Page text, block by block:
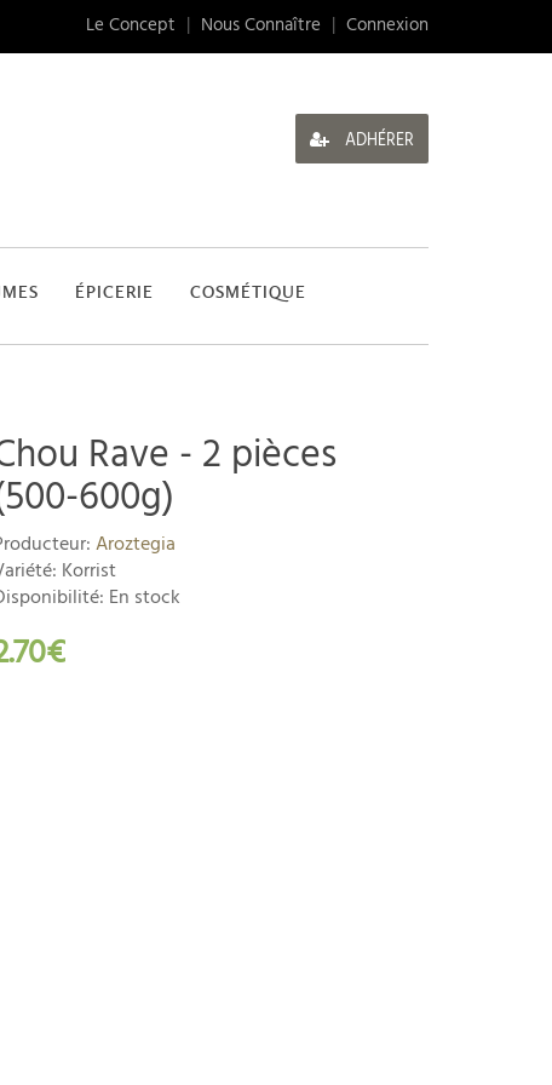
Le Concept Nous Connaître Connexion
ADHÉRER
ÉPICERIE COSMÉTIQUE
Rave - 2 pièces
600g)
Aroztegia
Korrist
En stock